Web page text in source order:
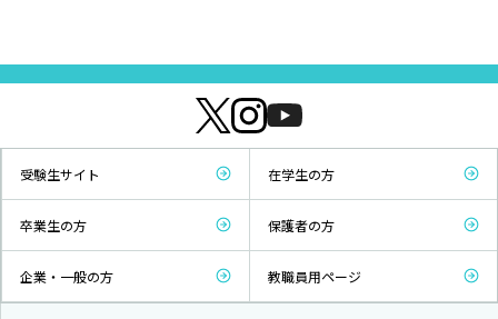
受験生サイト 在学生の方
卒業生の方 保護者の方
企業・一般の方 教職員用ページ